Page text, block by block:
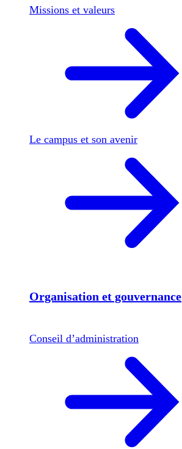
Missions et valeurs
Le campus et son avenir
Organisation et gouvernance
Conseil d’administration